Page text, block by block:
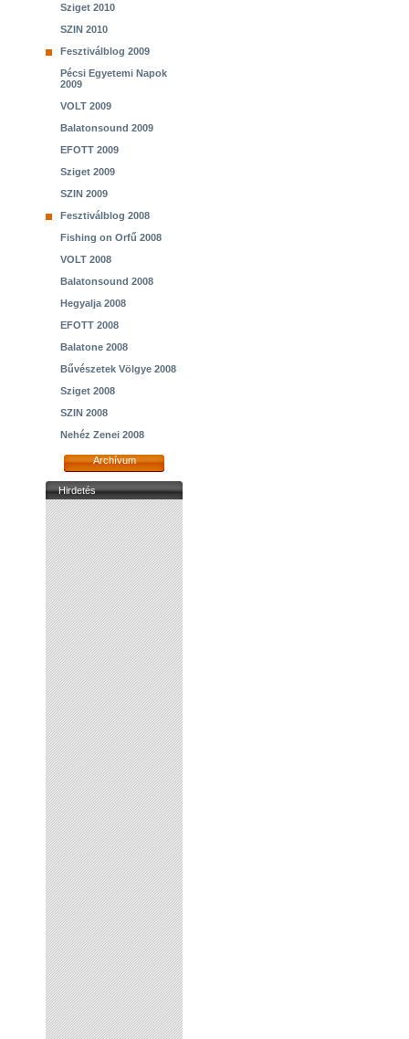
Sziget 2010
SZIN 2010
Fesztiválblog 2009
Pécsi Egyetemi Napok
2009
VOLT 2009
Balatonsound 2009
EFOTT 2009
Sziget 2009
SZIN 2009
Fesztiválblog 2008
Fishing on Orfű 2008
VOLT 2008
Balatonsound 2008
Hegyalja 2008
EFOTT 2008
Balatone 2008
Bűvészetek Völgye 2008
Sziget 2008
SZIN 2008
Nehéz Zenei 2008
Archívum
Hirdetés